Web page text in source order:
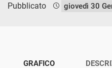
Pubblicato giovedì 30
GRAFICO